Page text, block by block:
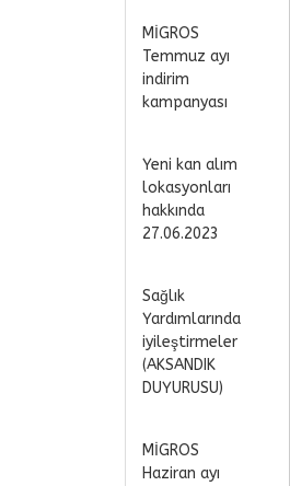
MİGROS
Temmuz ayı
indirim
kampanyası
Yeni kan alım
lokasyonları
hakkında
27.06.2023
Sağlık
Yardımlarında
iyileştirmeler
(AKSANDIK
DUYURUSU)
MİGROS
Haziran ayı